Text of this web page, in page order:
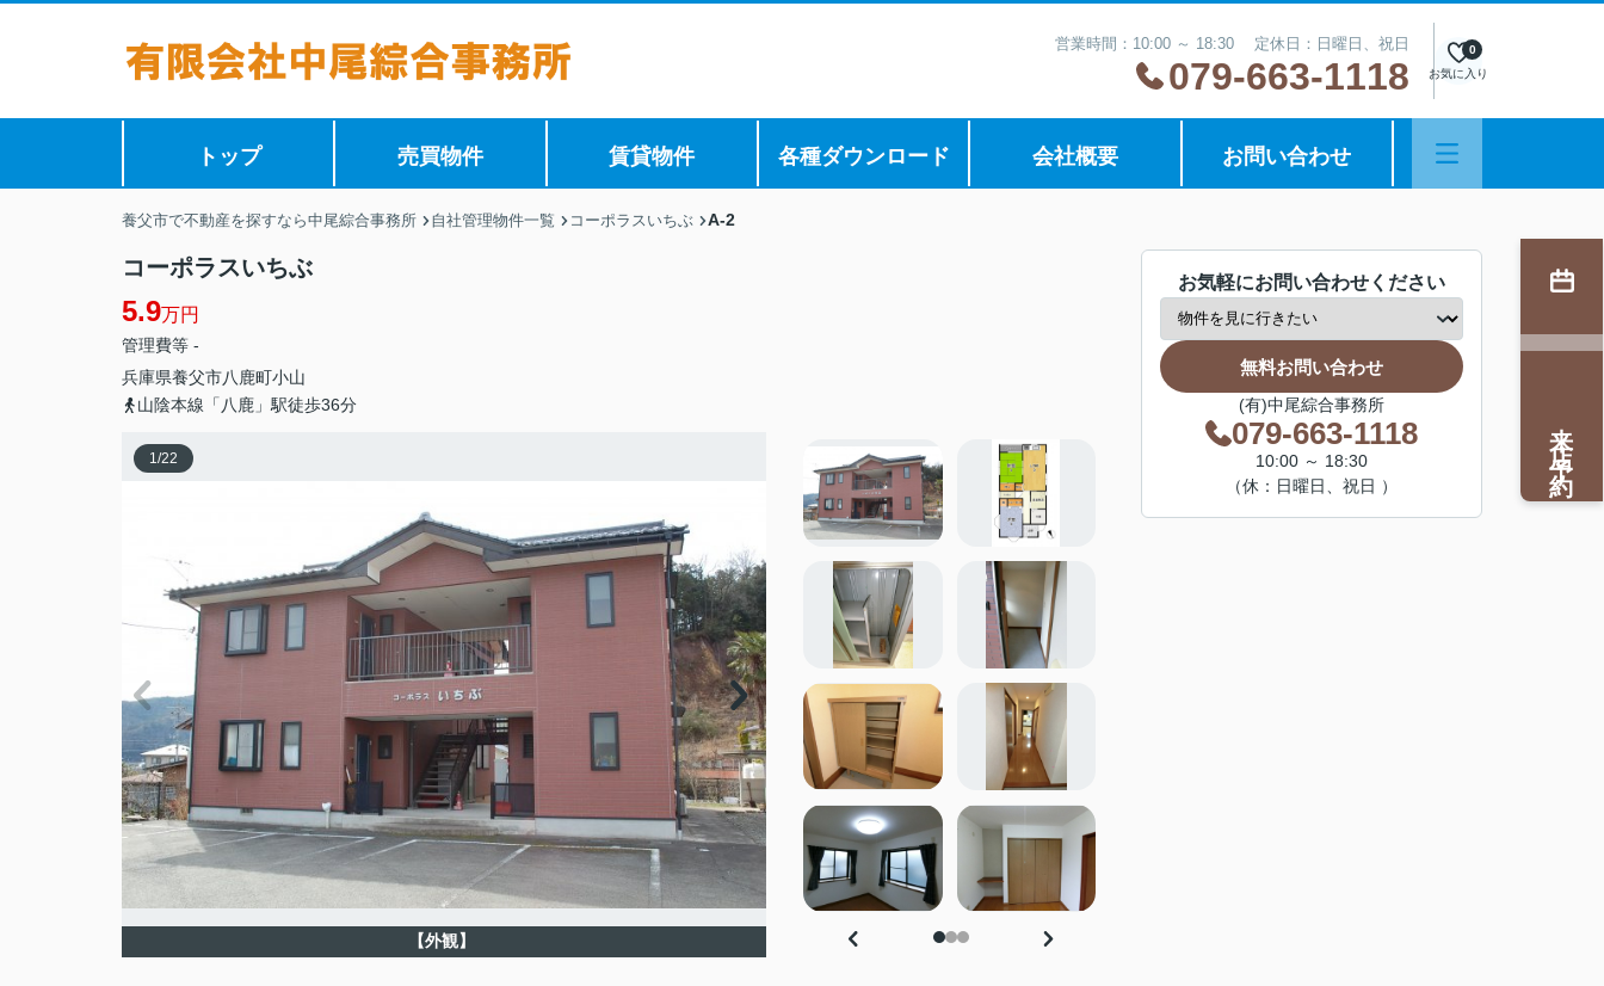
営業時間：10:00 ～ 18:30 定休日：日曜日、祝日
079-663-1118 お気に入り
0
トップ 売買物件 賃貸物件 各種ダウンロード 会社概要 お問い合わせ
養父市で不動産を探すなら中尾綜合事務所 自社管理物件一覧 コーポラスいちぶ A-2
コーポラスいちぶ
5.9万円
管理費等 -
兵庫県養父市八鹿町小山
山陰本線「八鹿」駅徒歩36分
1/22
【外観】
お気軽にお問い合わせください
無料お問い合わせ
(有)中尾綜合事務所
079-663-1118
10:00 ～ 18:30
（休：日曜日、祝日 ）
来店予約